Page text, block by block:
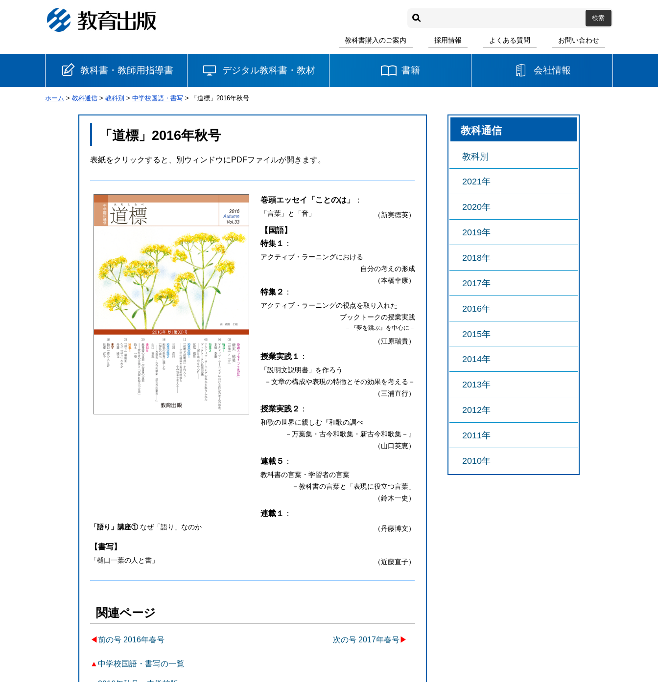
教科書購入のご案内 採用情報 よくある質問 お問い合わせ
教科書・教師用指導書
小学校
書写 社会
理科 生活
英語 道徳
数学
英語 道徳
音楽
デジタル教科書・教材 書籍 会社情報
ホーム > 教科通信 > 教科別 > 中学校国語・書写 > 「道標」2016年秋号
「道標」2016年秋号
表紙をクリックすると、別ウィンドウにPDFファイルが開きます。
巻頭エッセイ「ことのは」 ：
「言葉」と「音」 （新実徳英）
【国語】
特集１ ：
アクティブ・ラーニングにおける
自分の考えの形成
（本橋幸康）
特集２ ：
アクティブ・ラーニングの視点を取り入れた
ブックトークの授業実践
－『夢を跳ぶ』を中心に－
（江原瑞貴）
授業実践１ ：
「説明文説明書」を作ろう
－文章の構成や表現の特徴とその効果を考える－
（三浦直行）
授業実践２ ：
和歌の世界に親しむ『和歌の調べ
－万葉集・古今和歌集・新古今和歌集－』
（山口英恵）
連載５ ：
教科書の言葉・学習者の言葉
－教科書の言葉と「表現に役立つ言葉」
（鈴木一史）
連載１ ：
「語り」講座①なぜ「語り」なのか （丹藤博文）
【書写】
「樋口一葉の人と書」 （近藤直子）
関連ページ
◀︎前の号 2016年春号 次の号 2017年春号▶
▲ 中学校国語・書写の一覧
教科通信
教科別
2021年
2020年
2019年
2018年
2017年
2016年
2015年
2014年
2013年
2012年
2011年
2010年